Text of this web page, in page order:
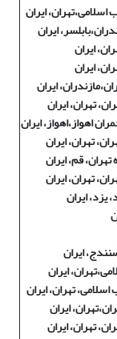
ایران
ایران
ایران
ایران
ایران
تهران، ایران
اهواز،اهواز، ایران
تهران، ایران
قم، ایران
تهران، ایران
یزد، ایران
ایران
ایران
تهران، ایران
ایران
تهران، ایران